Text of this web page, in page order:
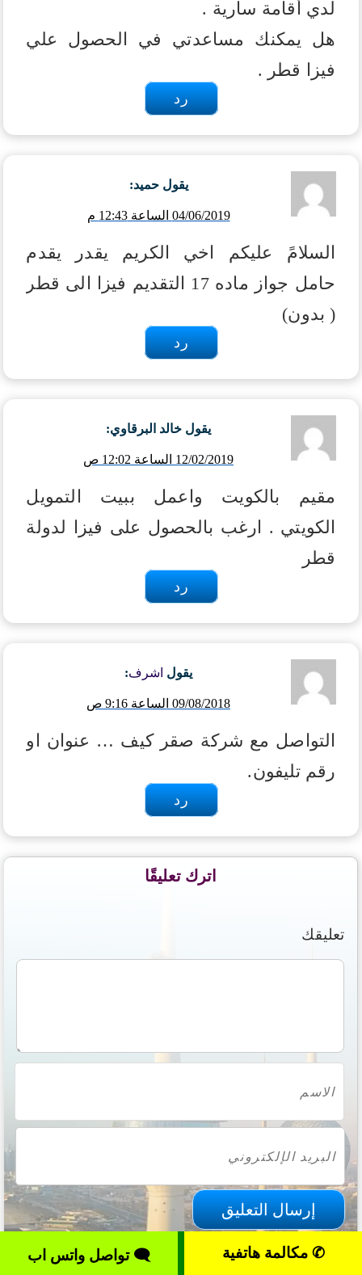
لدي أقامة سارية .
هل يمكنك مساعدتي في الحصول علي
فيزا قطر .
رد
يقول حميد:
04/06/2019 الساعة 12:43 م
السلامً عليكم اخي الكريم يقدر يقدم
حامل جواز ماده 17 التقديم فيزا الى قطر
( بدون)
رد
يقول خالد البرقاوي:
12/02/2019 الساعة 12:02 ص
مقيم بالكويت واعمل ببيت التمويل
الكويتي . ارغب بالحصول على فيزا لدولة
قطر
رد
يقول اشرف:
09/08/2018 الساعة 9:16 ص
التواصل مع شركة صقر كيف … عنوان او
رقم تليفون.
رد
اترك تعليقًا
تعليقك
✆ مكالمة هاتفية 🗨 تواصل واتس اب